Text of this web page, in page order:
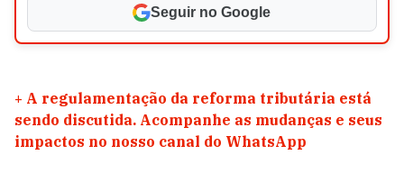
Seguir no Google
+ A regulamentação da reforma tributária está
sendo discutida. Acompanhe as mudanças e seus
impactos no nosso canal do WhatsApp